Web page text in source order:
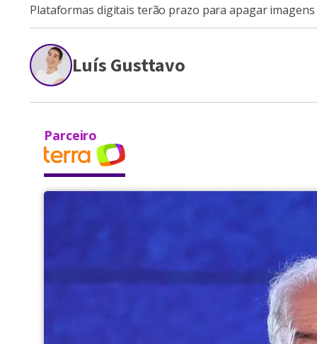
Plataformas digitais terão prazo para apagar
Luís Gusttavo
Parceiro